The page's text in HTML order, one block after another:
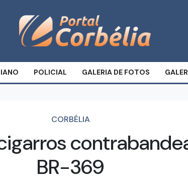
POLICIAL GALERIA DE FOTOS
CORBÉLIA
BR-369